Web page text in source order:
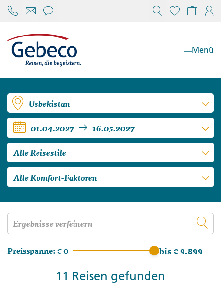
Chat öffnen Mein
Menü
Usbekistan
01.04.2027
16.05.2027
Alle Reisestile
Alle Komfort-Faktoren
Preisspanne:€ 0 bis € 9.899
11 Reisen gefunden